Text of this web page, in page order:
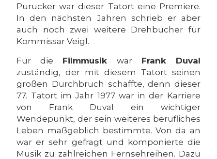
Purucker war dieser Tatort eine Premiere.
In den nächsten Jahren schrieb er aber
auch noch zwei weitere Drehbücher für
Kommissar Veigl.
Für die Filmmusik war Frank Duval
zuständig, der mit diesem Tatort seinen
großen Durchbruch schaffte, denn dieser
77. Tatort im Jahr 1977 war in der Karriere
von Frank Duval ein wichtiger
Wendepunkt, der sein weiteres berufliches
Leben maßgeblich bestimmte. Von da an
war er sehr gefragt und komponierte die
Musik zu zahlreichen Fernsehreihen. Dazu